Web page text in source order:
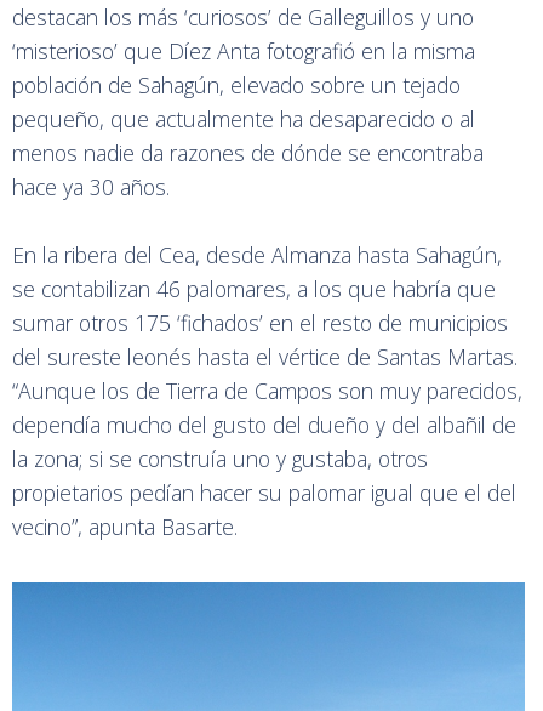
destacan los más ‘curiosos’ de Galleguillos y uno
‘misterioso’ que Díez Anta fotografió en la misma
población de Sahagún, elevado sobre un tejado
pequeño, que actualmente ha desaparecido o al
menos nadie da razones de dónde se encontraba
hace ya 30 años.
En la ribera del Cea, desde Almanza hasta Sahagún,
se contabilizan 46 palomares, a los que habría que
sumar otros 175 ‘fichados’ en el resto de municipios
del sureste leonés hasta el vértice de Santas Martas.
“Aunque los de Tierra de Campos son muy parecidos,
dependía mucho del gusto del dueño y del albañil de
la zona; si se construía uno y gustaba, otros
propietarios pedían hacer su palomar igual que el del
vecino”, apunta Basarte.